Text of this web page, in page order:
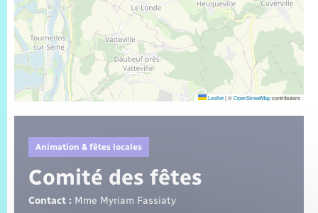
Météo
Leaflet|©OpenStreetMapcontributors
Animation & fêtes locales
Comité des fêtes
Contact : Mme Myriam Fassiaty